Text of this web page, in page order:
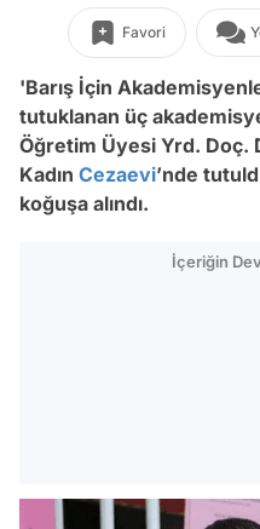
Favori
'Barış İçin
tutuklanan üç
Öğretim Üyesi Yrd. Doç.
Kadın Cezaevi’nde
koğuşa alındı.
İçeriğin